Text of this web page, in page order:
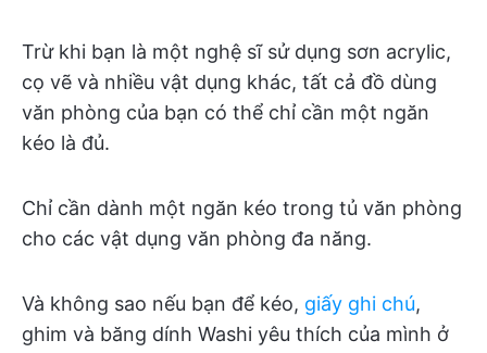
Trừ khi bạn là một nghệ sĩ sử dụng sơn acrylic,
cọ vẽ và nhiều vật dụng khác, tất cả đồ dùng
văn phòng của bạn có thể chỉ cần một ngăn
kéo là đủ.
Chỉ cần dành một ngăn kéo trong tủ văn phòng
cho các vật dụng văn phòng đa năng.
Và không sao nếu bạn để kéo, giấy ghi chú,
ghim và băng dính Washi yêu thích của mình ở